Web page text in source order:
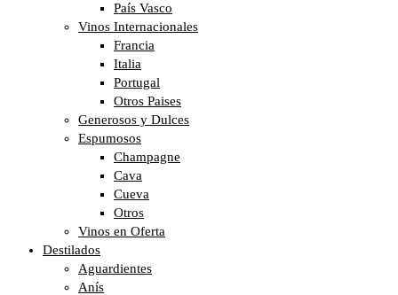
País Vasco
Vinos Internacionales
Francia
Italia
Portugal
Otros Paises
Generosos y Dulces
Espumosos
Champagne
Cava
Cueva
Otros
Vinos en Oferta
Destilados
Aguardientes
Anís